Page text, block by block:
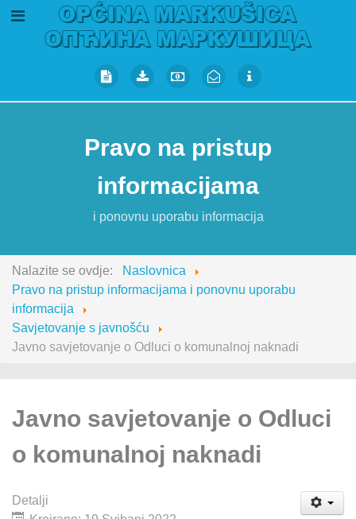
Pravo na pristup
informacijama
i ponovnu uporabu informacija
Nalazite se ovdje:
Naslovnica
Pravo na pristup informacijama i ponovnu uporabu
informacija
Savjetovanje s javnošću
Javno savjetovanje o Odluci o komunalnoj naknadi
Javno savjetovanje o Odluci
o komunalnoj naknadi
Detalji